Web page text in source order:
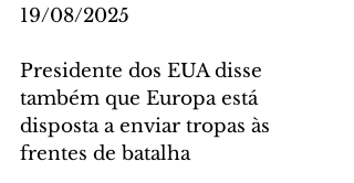
19/08/2025
Presidente dos EUA disse
também que Europa está
disposta a enviar tropas às
frentes de batalha